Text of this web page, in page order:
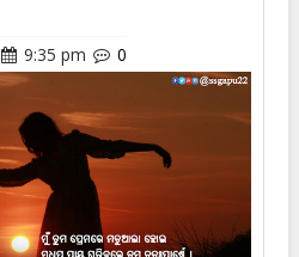
9:35 pm 0